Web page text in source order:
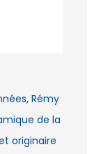
Rémy
de la
originaire